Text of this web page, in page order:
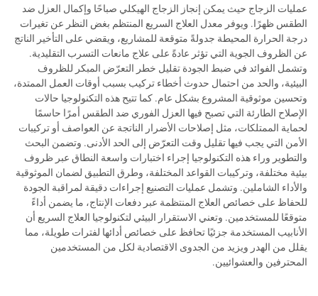
عمليات الزجاج حيث يمكن إنجاز الزجاج الهيكلي صباحًا وإكمال العزل ضد
الطقس ظهرًا. ويوفر معدل العلاج السريع المنتظم بغض النظر عن تغيرات
درجة الحرارة المحيطة جدولةً متوقعة للمشاريع، ويقضي على التأخير الناتج
عن الظروف الجوية التي تؤثر عادةً على علاج مانعات التسرب التقليدية.
وتشمل الفوائد في ضبط الجودة تقليل خطر التعرّض المبكر للظروف
البيئية، والحد من احتمال حدوث أخطاء تركيب بسبب أوقات العمل الممتدة،
وتحسين موثوقية المشروع بشكل عام. كما تتيح هذه التكنولوجيا حالات
الإصلاح الطارئة التي تصبح فيها العزل الفوري ضد الطقس أمرًا حاسمًا
لحماية الممتلكات، مثل إصلاحات الأضرار الناتجة عن العواصف أو تركيبات
الأمن التي يجب فيها تقليل وقت التعرّض إلى الحد الأدنى. وتضمن البحث
والتطوير وراء هذه التكنولوجيا إجراء اختبارات واسعة النطاق عبر ظروف
بيئية مختلفة، وتركيبات القواعد المختلفة، وطرق التطبيق لضمان الموثوقية
والأداء الشاملين. وتشمل عمليات التصنيع إجراءات دقيقة لمراقبة الجودة
للحفاظ على خصائص العلاج المنتظمة عبر دفعات الإنتاج، ما يضمن أداءً
متوقعًا للمستخدمين. وتعني الاستقرار البيئي لتكنولوجيا العلاج السريع أن
الأنابيب المستخدمة جزئيًا تحافظ على خصائص أدائها لفترات طويلة، مما
يقلل من الهدر ويزيد من الجدوى الاقتصادية لكل من المستخدمين
المحترفين والعشوائيين.